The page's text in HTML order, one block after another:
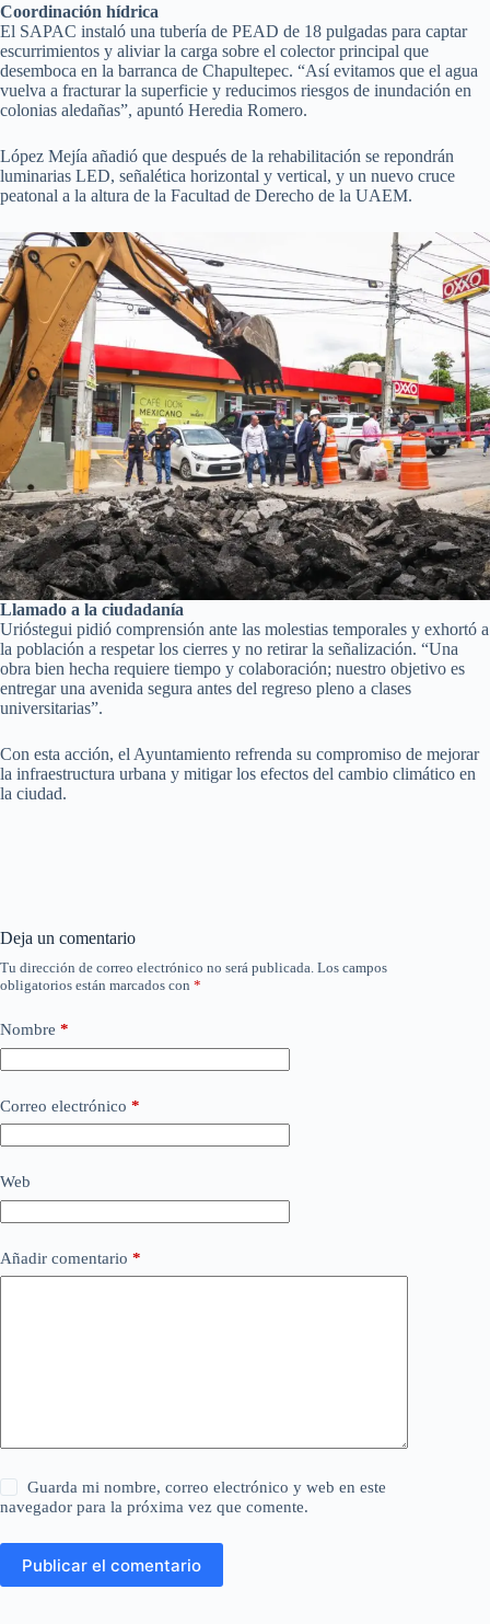
Coordinación hídrica
El SAPAC instaló una tubería de PEAD de 18 pulgadas para captar
escurrimientos y aliviar la carga sobre el colector principal que
desemboca en la barranca de Chapultepec. “Así evitamos que el agua
vuelva a fracturar la superficie y reducimos riesgos de inundación en
colonias aledañas”, apuntó Heredia Romero.
López Mejía añadió que después de la rehabilitación se repondrán
luminarias LED, señalética horizontal y vertical, y un nuevo cruce
peatonal a la altura de la Facultad de Derecho de la UAEM.
Llamado a la ciudadanía
Urióstegui pidió comprensión ante las molestias temporales y exhortó a
la población a respetar los cierres y no retirar la señalización. “Una
obra bien hecha requiere tiempo y colaboración; nuestro objetivo es
entregar una avenida segura antes del regreso pleno a clases
universitarias”.
Con esta acción, el Ayuntamiento refrenda su compromiso de mejorar
la infraestructura urbana y mitigar los efectos del cambio climático en
la ciudad.
Deja un comentario
Tu dirección de correo electrónico no será publicada. Los campos
obligatorios están marcados con *
Nombre *
Correo electrónico *
Web
Añadir comentario *
Guarda mi nombre, correo electrónico y web en este
navegador para la próxima vez que comente.
Publicar el comentario